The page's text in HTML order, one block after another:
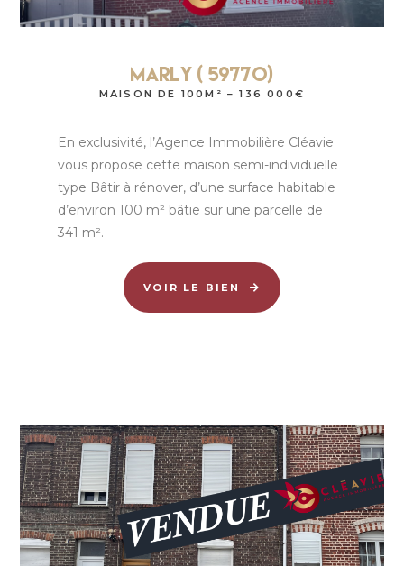
Marly ( 59770)
MAISON DE 100M² – 136 000€
En exclusivité, l’Agence Immobilière Cléavie
vous propose cette maison semi-individuelle
type Bâtir à rénover, d’une surface habitable
d’environ 100 m² bâtie sur une parcelle de
341 m².
VOIR LE BIEN